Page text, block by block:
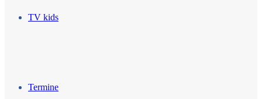
TV kids
Termine